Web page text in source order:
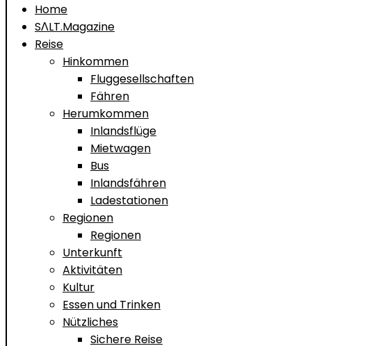
Home
SΛLT.Magazine
Reise
Hinkommen
Fluggesellschaften
Fähren
Herumkommen
Inlandsflüge
Mietwagen
Bus
Inlandsfähren
Ladestationen
Regionen
Regionen
Unterkunft
Aktivitäten
Kultur
Essen und Trinken
Nützliches
Sichere Reise